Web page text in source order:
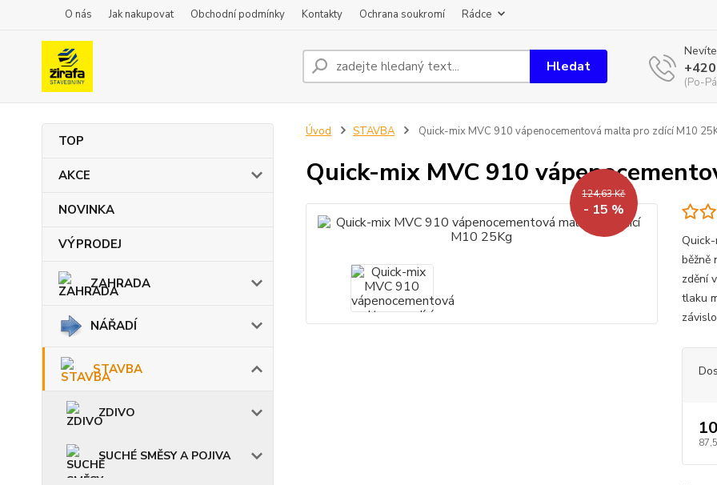
O nás Jak nakupovat Obchodní podmínky Kontakty Ochrana soukromí Rádce
Hledat
(Po-
TOP
AKCE
NOVINKA
VÝPRODEJ
ZAHRADA
NÁŘADÍ
STAVBA
ZDIVO
SUCHÉ SMĚSY A POJIVA
Úvod STAVBA Quick-mix MVC 910 vápenocementová malta pro zdící M10
Quick-mix MVC 910
124,63 Kč
- 15 %
běžně
zdění
tlaku